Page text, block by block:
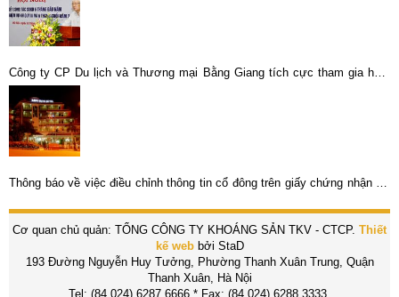
Công ty CP Du lịch và Thương mại Bằng Giang tích cực tham gia hoạt
động an sinh xã hội
Thông báo về việc điều chỉnh thông tin cổ đông trên giấy chứng nhận sở
Cơ quan chủ quản: TỔNG CÔNG TY KHOÁNG SẢN TKV - CTCP. Thiết
kế webbởi StaD
193 Đường Nguyễn Huy Tưởng, Phường Thanh Xuân Trung, Quận
Thanh Xuân, Hà Nội
Tel: (84.024) 6287.6666 * Fax: (84.024) 6288.3333.